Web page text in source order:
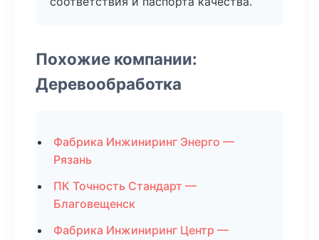
Похожие компании:
Деревообработка
Фабрика Инжиниринг Энерго —
Рязань
ПК Точность Стандарт —
Благовещенск
Фабрика Инжиниринг Центр —